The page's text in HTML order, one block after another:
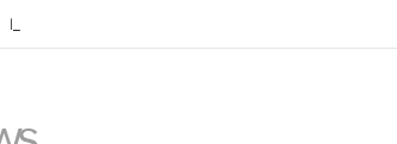
Nutrisi yang Tepat Sebagai Dasar untuk Gaya Hidup